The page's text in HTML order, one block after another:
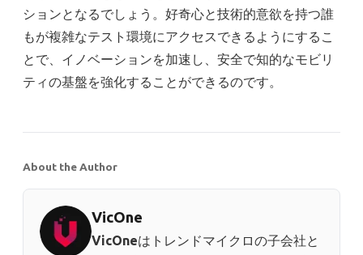
ションとなるでしょう。好奇心と技術的意欲を持つ誰
もが複雑なテスト環境にアクセスできるようにするこ
とで、イノベーションを加速し、安全で知的なモビリ
ティの基盤を強化することができるのです。
About the Author
VicOne
VicOneはトレンドマイクロの子会社と